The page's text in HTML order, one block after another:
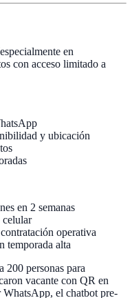
en
con acceso limitado a
y ubicación
en 2 semanas
celular
operativa
temporada alta
200 personas para
vacante con QR en
WhatsApp, el chatbot pre-